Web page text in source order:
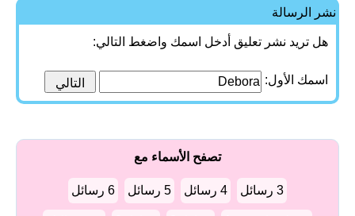
نشر الرسالة
هل تريد نشر تعليق أدخل اسمك واضغط التالي:
اسمك الأول:
تصفح الأسماء مع
3 رسائل 4 رسائل 5 رسائل 6 رسائل